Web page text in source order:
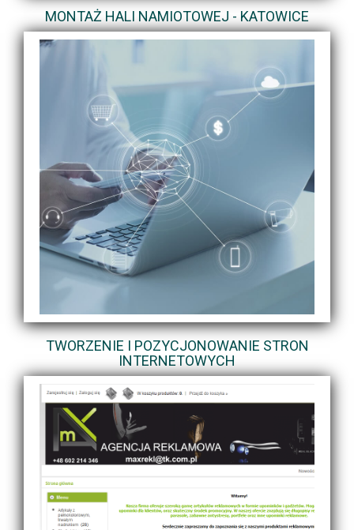
MONTAŻ HALI NAMIOTOWEJ - KATOWICE
TWORZENIE I POZYCJONOWANIE STRON
INTERNETOWYCH